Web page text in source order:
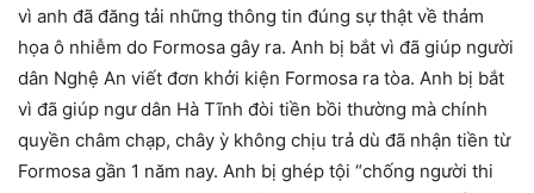
vì anh đã đăng tải những thông tin đúng sự thật về thảm
họa ô nhiễm do Formosa gây ra. Anh bị bắt vì đã giúp người
dân Nghệ An viết đơn khởi kiện Formosa ra tòa. Anh bị bắt
vì đã giúp ngư dân Hà Tĩnh đòi tiền bồi thường mà chính
quyền châm chạp, chây ỳ không chịu trả dù đã nhận tiền từ
Formosa gần 1 năm nay. Anh bị ghép tội “chống người thi